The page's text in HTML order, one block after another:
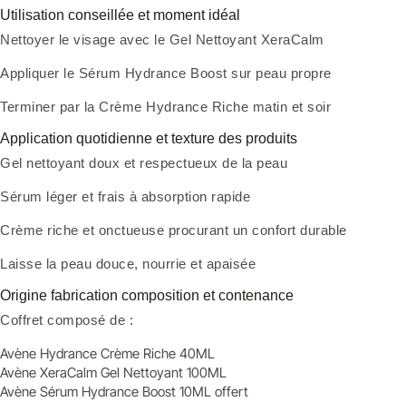
Utilisation conseillée et moment idéal
Nettoyer le visage avec le Gel Nettoyant XeraCalm
Appliquer le Sérum Hydrance Boost sur peau propre
Terminer par la Crème Hydrance Riche matin et soir
Application quotidienne et texture des produits
Gel nettoyant doux et respectueux de la peau
Sérum léger et frais à absorption rapide
Crème riche et onctueuse procurant un confort durable
Laisse la peau douce, nourrie et apaisée
Origine fabrication composition et contenance
Coffret composé de :
Avène Hydrance Crème Riche 40ML
Avène XeraCalm Gel Nettoyant 100ML
Avène Sérum Hydrance Boost 10ML offert